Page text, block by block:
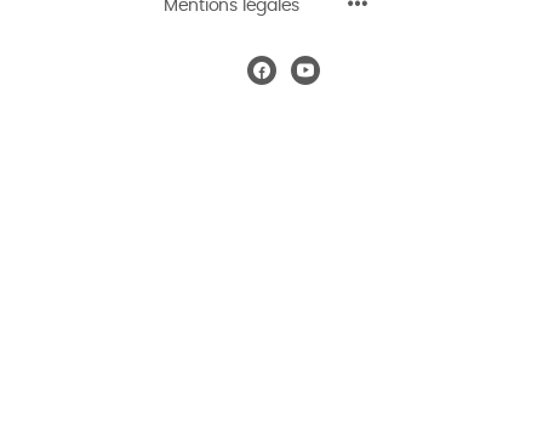
Mentions légales